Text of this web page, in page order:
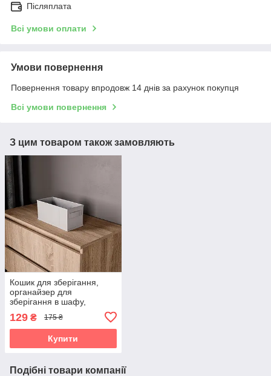
Післяплата
Всі умови оплати
Умови повернення
Повернення товару впродовж 14 днів за рахунок покупця
Всі умови повернення
З цим товаром також замовляють
Кошик для зберігання,
органайзер для
зберігання в шафу,
органайзер в комод KSH-
03
129 ₴ 175 ₴
Купити
Подібні товари компанії